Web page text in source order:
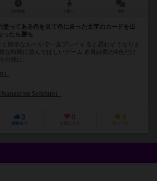
塗ってある色を見て色に合った文字のカードを出
ったら勝ち
簡単なルールで一度プレイすると思わずうなりま
な時間に遊んでほしいゲーム 赤青緑黄の4色だけ
の他に...
no Seishun）
3
経験あり
0
お気に入り
5
持ってる